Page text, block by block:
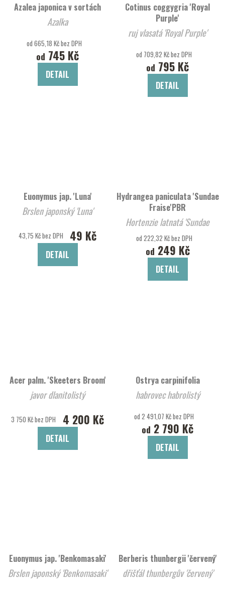
Azalea japonica v sortách
Azalka
od 665,18 Kč bez DPH
od 745 Kč
DETAIL
Cotinus coggygria 'Royal
Purple'
ruj vlasatá 'Royal Purple'
od 709,82 Kč bez DPH
od 795 Kč
DETAIL
Euonymus jap. 'Luna'
Brslen japonský 'Luna'
43,75 Kč bez DPH 49 Kč
DETAIL
Hydrangea paniculata 'Sundae
Fraise'PBR
Hortenzie latnatá 'Sundae
Fraise'
od 222,32 Kč bez DPH
od 249 Kč
DETAIL
Acer palm. 'Skeeters Broom'
javor dlanitolistý
3 750 Kč bez DPH 4 200 Kč
DETAIL
Ostrya carpinifolia
habrovec habrolistý
od 2 491,07 Kč bez DPH
od 2 790 Kč
DETAIL
Euonymus jap. 'Benkomasaki'
Brslen japonský 'Benkomasaki'
Berberis thunbergii 'červený'
dřišťál thunbergův 'červený'